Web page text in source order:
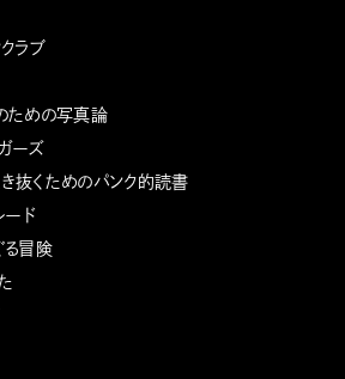
ラブ
ための写真論
ーズ
抜くためのパンク的読書
ード
る冒険